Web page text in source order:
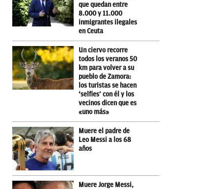
que quedan entre
8.000 y 11.000
inmigrantes ilegales
en Ceuta
Un ciervo recorre
todos los veranos 50
km para volver a su
pueblo de Zamora:
los turistas se hacen
‘selfies’ con él y los
vecinos dicen que es
«uno más»
Muere el padre de
Leo Messi a los 68
años
Muere Jorge Messi,